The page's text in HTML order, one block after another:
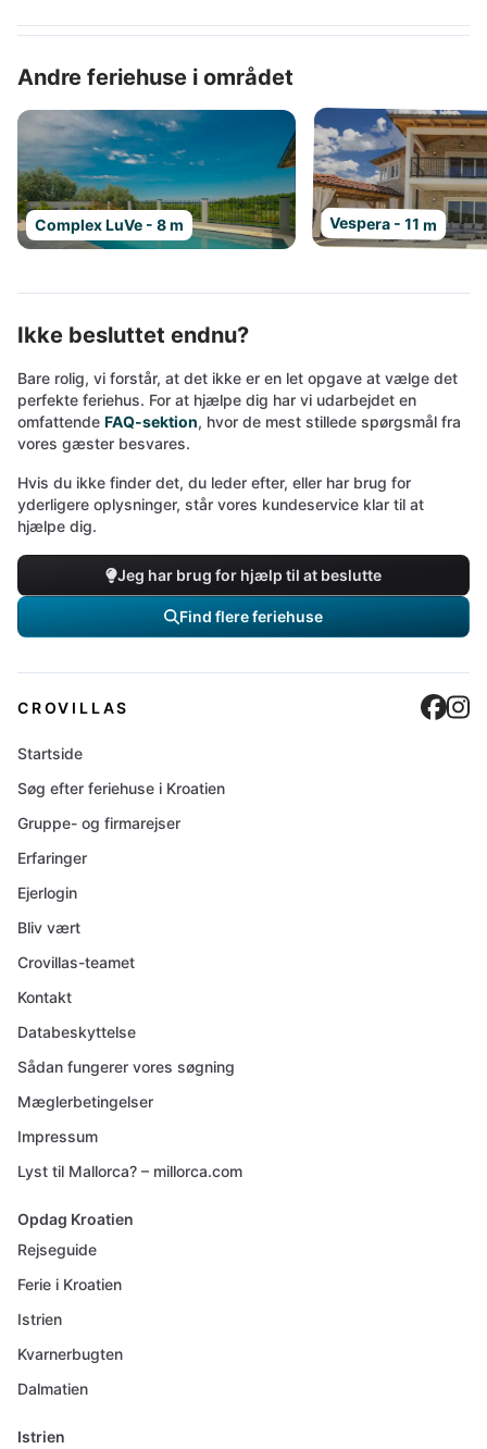
Andre feriehuse i området
Complex LuVe - 8 m Vespera - 11 m
Ikke besluttet endnu?
Bare rolig, vi forstår, at det ikke er en let opgave at vælge det
perfekte feriehus. For at hjælpe dig har vi udarbejdet en
omfattende FAQ-sektion, hvor de mest stillede spørgsmål fra
vores gæster besvares.
Hvis du ikke finder det, du leder efter, eller har brug for
yderligere oplysninger, står vores kundeservice klar til at
hjælpe dig.
Jeg har brug for hjælp til at beslutte
Find flere feriehuse
CROVILLAS
Startside
Søg efter feriehuse i Kroatien
Gruppe- og firmarejser
Erfaringer
Ejerlogin
Bliv vært
Crovillas-teamet
Kontakt
Databeskyttelse
Sådan fungerer vores søgning
Mæglerbetingelser
Impressum
Lyst til Mallorca? – millorca.com
Opdag Kroatien
Rejseguide
Ferie i Kroatien
Istrien
Kvarnerbugten
Dalmatien
Istrien